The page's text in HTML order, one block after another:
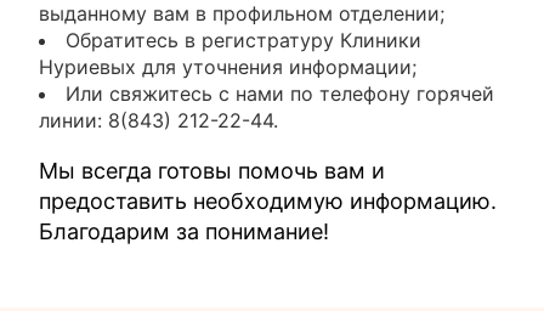
выданному вам в профильном отделении;
Обратитесь в регистратуру Клиники
Нуриевых для уточнения информации;
Или свяжитесь с нами по телефону горячей
линии: 8(843) 212-22-44.
Мы всегда готовы помочь вам и
предоставить необходимую информацию.
Благодарим за понимание!